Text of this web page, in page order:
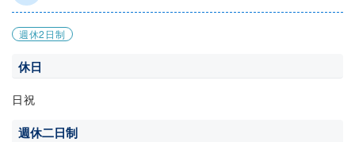
週休2日制
休日
日祝
週休二日制